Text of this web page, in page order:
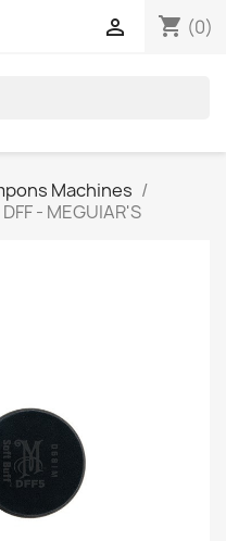
shopping_cart (0)

Machines
- MEGUIAR'S